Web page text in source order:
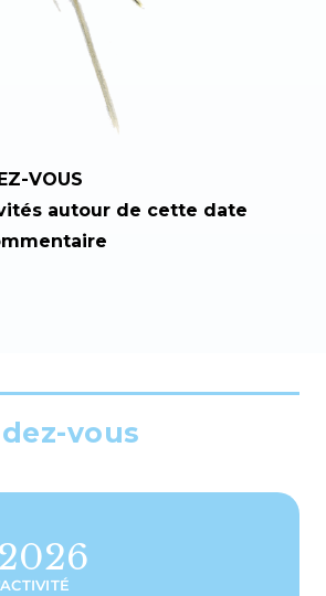
VOUS
autour de cette date
vous